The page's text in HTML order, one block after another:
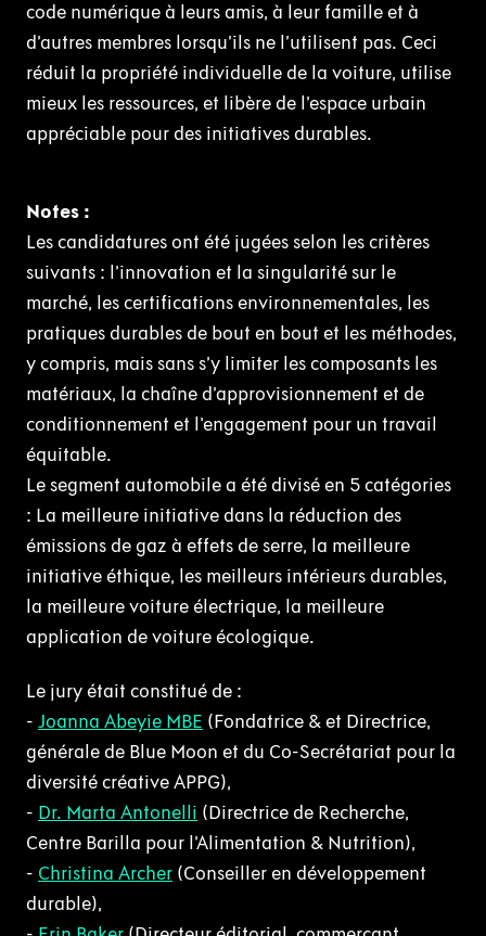
code numérique à leurs amis, à leur famille et à
d’autres membres lorsqu’ils ne l’utilisent pas. Ceci
réduit la propriété individuelle de la voiture, utilise
mieux les ressources, et libère de l’espace urbain
appréciable pour des initiatives durables.
Notes :
Les candidatures ont été jugées selon les critères
suivants : l’innovation et la singularité sur le
marché, les certifications environnementales, les
pratiques durables de bout en bout et les méthodes,
y compris, mais sans s’y limiter les composants les
matériaux, la chaîne d’approvisionnement et de
conditionnement et l'engagement pour un travail
équitable.
Le segment automobilea été divisé en 5 catégories
: La meilleure initiative dans la réduction des
émissions de gaz à effets de serre, la meilleure
initiative éthique, les meilleurs intérieurs durables,
la meilleure voiture électrique, la meilleure
application de voiture écologique.
Le jury était constitué de :
- Joanna Abeyie MBE (Fondatrice & et Directrice,
générale de Blue Moon et du Co-Secrétariat pour la
diversité créative APPG),
- Dr. Marta Antonelli (Directrice de Recherche,
Centre Barilla pour l’Alimentation & Nutrition),
- Christina Archer (Conseiller en développement
durable),